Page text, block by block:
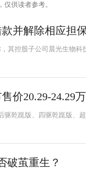
供读者参考。
并解除相应担
其控股子公司晨光生物
价20.29-24.29
驱乾崑版、四驱乾崑版、
破茧重生？